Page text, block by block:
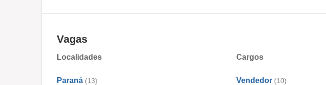
Vagas
Localidades
Paraná (13)
Cargos
Vendedor (10)